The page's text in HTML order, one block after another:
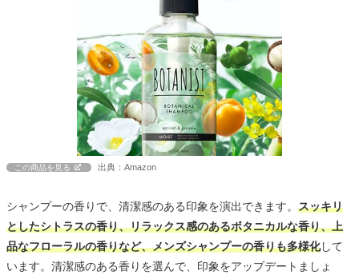
この商品を見る 出典：Amazon
シャンプーの香りで、清潔感のある印象を演出できます。 スッキリ
としたシトラスの香り、リラックス感のあるボタニカルな香り、上
品なフローラルの香りなど、メンズシャンプーの香りも多様化して
います。清潔感のある香りを選んで、印象をアップデートましょ